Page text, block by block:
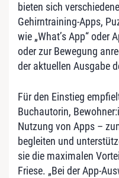
bieten sich
Gehirntraining-Apps,
wie „What’s App“ oder
oder zur Bewegung
der aktuellen Ausgabe
Für den Einstieg
Buchautorin,
Nutzung von Apps –
begleiten und
sie die maximalen
Friese. „Bei der App-